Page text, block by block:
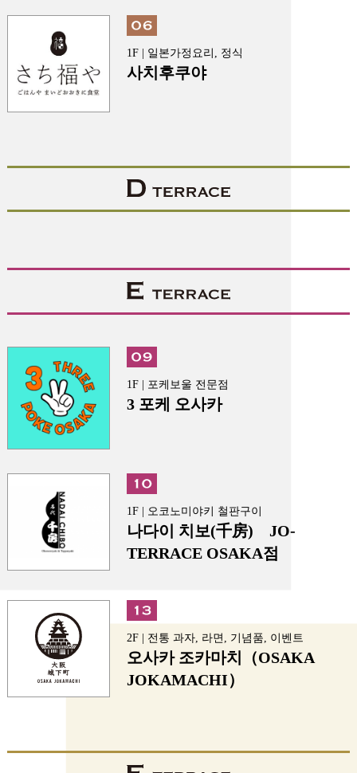
1F | 일본가정요리, 정식
사치후쿠야
1F | 포케보울 전문점
3 포케 오사카
1F | 오코노미야키 철판구이
나다이 치보(千房) JO-
TERRACE OSAKA점
2F | 전통 과자, 라면, 기념품, 이벤트
오사카 조카마치（OSAKA
JOKAMACHI）